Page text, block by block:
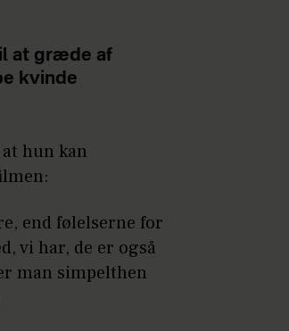
at græde af
kvinde
hun kan
end følelserne for
vi har, de er også
man simpelthen